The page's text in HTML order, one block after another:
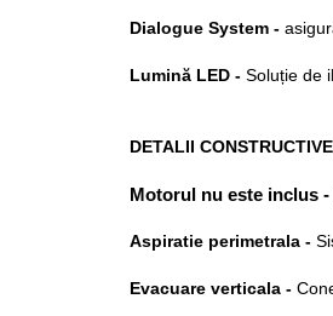
Dialogue System -
Lumină LED - Soluție de
DETALII CONSTRUCTIVE
Motorul nu este inclus -
Aspiratie perimetrala -
Evacuare verticala -